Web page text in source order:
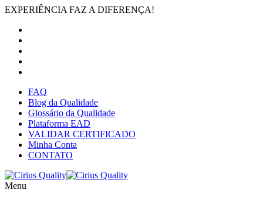
EXPERIÊNCIA FAZ A DIFERENÇA!
FAQ
Blog da Qualidade
Glossário da Qualidade
Plataforma EAD
VALIDAR CERTIFICADO
Minha Conta
CONTATO
Menu